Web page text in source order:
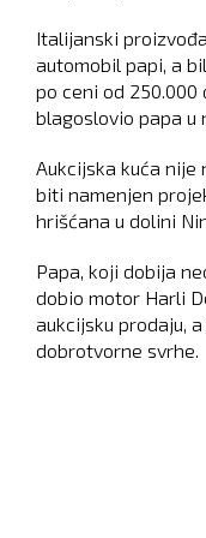
Italijanski
automobil papi, a
po ceni od 250.000
blagoslovio papa u
Aukcijska kuća nije
biti namenjen
hrišćana u dolini
Papa, koji dobija
dobio motor Harli
aukcijsku prodaju,
dobrotvorne svrhe.